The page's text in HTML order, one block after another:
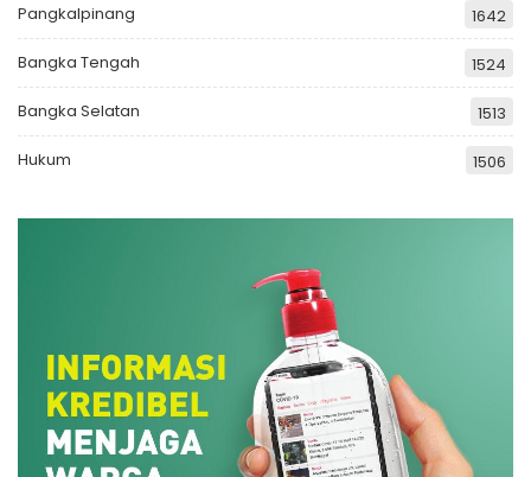
Pangkalpinang 1642
Bangka Tengah 1524
Bangka Selatan 1513
Hukum 1506